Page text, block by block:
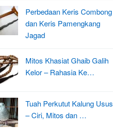
Perbedaan Keris Combong
dan Keris Pamengkang
Jagad
Mitos Khasiat Ghaib Galih
Kelor – Rahasia Ke…
Tuah Perkutut Kalung Usus
– Ciri, Mitos dan …